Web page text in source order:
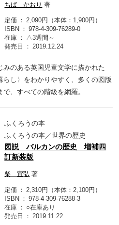
ちば かおり 著
定価
2,090円（本体：1,900円）
ISBN
978-4-309-76289-0
在庫
△3週間～
発売日
2019.12.24
のある英国児童文学に描かれた
らし〉をわかりやすく、多くの図版
、すべての階級を網羅。
ふくろうの本
ふくろうの本／世界の歴史
図説 バルカンの歴史 増補四
訂新装版
柴 宜弘 著
定価
2,310円（本体：2,100円）
ISBN
978-4-309-76288-3
在庫
○在庫あり
発売日
2019.11.22